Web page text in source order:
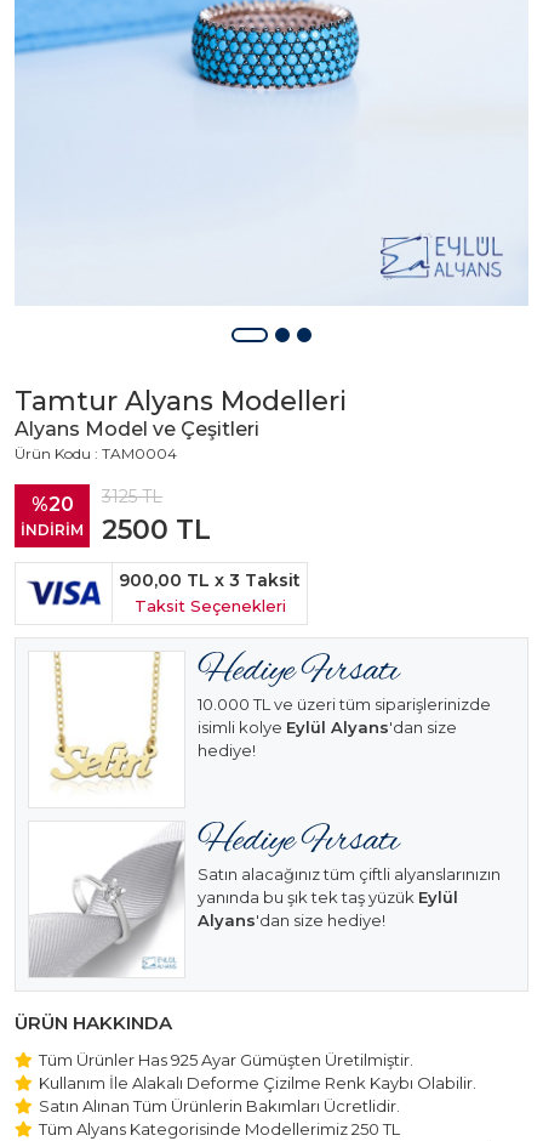
Tamtur Alyans Modelleri
Alyans Model ve Çeşitleri
Ürün Kodu : TAM0004
%20
İNDİRİM
3125TL
2500 TL
900,00 TL x 3 Taksit
Taksit Seçenekleri
10.000 TL ve üzeri tüm siparişlerinizde
isimli kolye Eylül Alyans'dan size
hediye!
Satın alacağınız tüm çiftli alyanslarınızın
yanında bu şık tek taş yüzük Eylül
Alyans'dan size hediye!
ÜRÜN HAKKINDA
Tüm Ürünler Has 925 Ayar Gümüşten Üretilmiştir.
Kullanım İle Alakalı Deforme Çizilme Renk Kaybı Olabilir.
Satın Alınan Tüm Ürünlerin Bakımları Ücretlidir.
Tüm Alyans Kategorisinde Modellerimiz 250 TL